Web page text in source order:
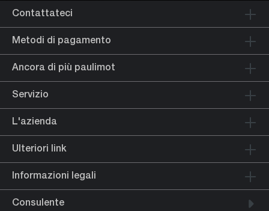
Contattateci
Metodi di pagamento
Ancora di più paulimot
Servizio
L'azienda
Ulteriori link
Informazioni legali
Consulente